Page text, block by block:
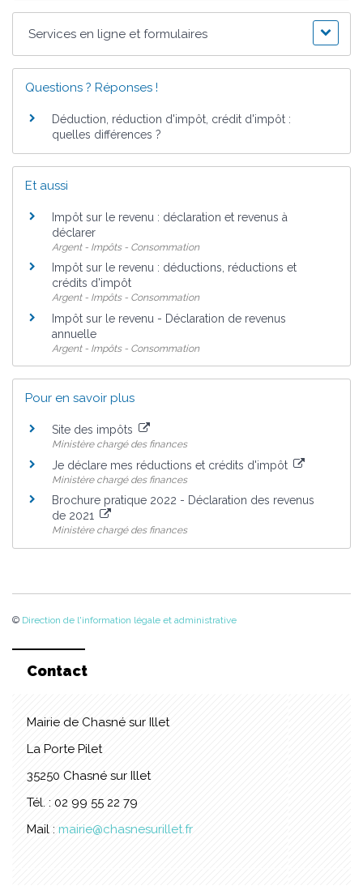
Services en ligne et formulaires
Questions ? Réponses !
Déduction, réduction d'impôt, crédit d'impôt :
quelles différences ?
Et aussi
Impôt sur le revenu : déclaration et revenus à
déclarer
Argent - Impôts - Consommation
Impôt sur le revenu : déductions, réductions et
crédits d'impôt
Argent - Impôts - Consommation
Impôt sur le revenu - Déclaration de revenus
annuelle
Argent - Impôts - Consommation
Pour en savoir plus
Site des impôts
Ministère chargé des finances
Je déclare mes réductions et crédits d'impôt
Ministère chargé des finances
Brochure pratique 2022 - Déclaration des revenus
de 2021
Ministère chargé des finances
© Direction de l'information légale et administrative
Contact
Mairie de Chasné sur Illet
La Porte Pilet
35250 Chasné sur Illet
Tél. : 02 99 55 22 79
Mail : mairie@chasnesurillet.fr